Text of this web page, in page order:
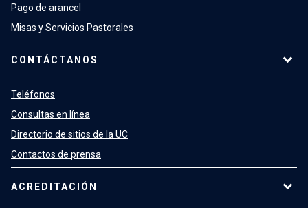
Pago de arancel
Misas y Servicios Pastorales
CONTÁCTANOS
Teléfonos
Consultas en línea
Directorio de sitios de la UC
Contactos de prensa
ACREDITACIÓN